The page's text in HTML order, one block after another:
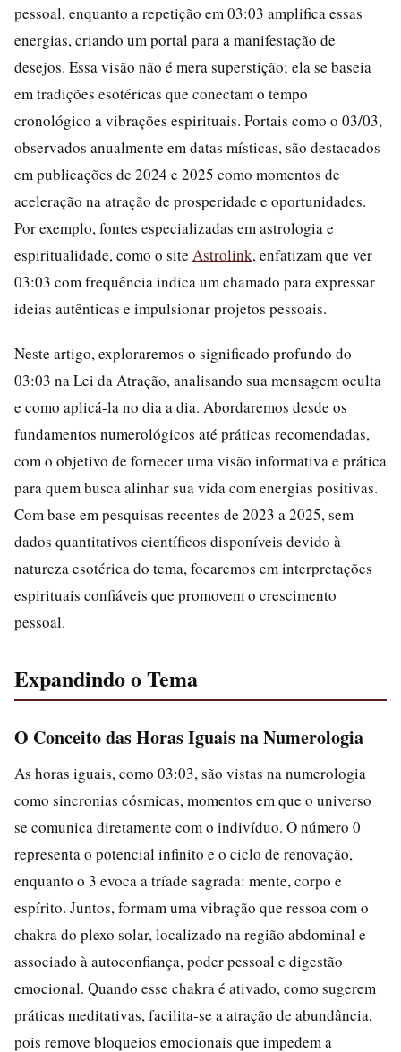
pessoal, enquanto a repetição em 03:03 amplifica essas
energias, criando um portal para a manifestação de
desejos. Essa visão não é mera superstição; ela se baseia
em tradições esotéricas que conectam o tempo
cronológico a vibrações espirituais. Portais como o 03/03,
observados anualmente em datas místicas, são destacados
em publicações de 2024 e 2025 como momentos de
aceleração na atração de prosperidade e oportunidades.
Por exemplo, fontes especializadas em astrologia e
espiritualidade, como o site Astrolink, enfatizam que ver
03:03 com frequência indica um chamado para expressar
ideias autênticas e impulsionar projetos pessoais.
Neste artigo, exploraremos o significado profundo do
03:03 na Lei da Atração, analisando sua mensagem oculta
e como aplicá-la no dia a dia. Abordaremos desde os
fundamentos numerológicos até práticas recomendadas,
com o objetivo de fornecer uma visão informativa e prática
para quem busca alinhar sua vida com energias positivas.
Com base em pesquisas recentes de 2023 a 2025, sem
dados quantitativos científicos disponíveis devido à
natureza esotérica do tema, focaremos em interpretações
espirituais confiáveis que promovem o crescimento
pessoal.
Expandindo o Tema
O Conceito das Horas Iguais na Numerologia
As horas iguais, como 03:03, são vistas na numerologia
como sincronias cósmicas, momentos em que o universo
se comunica diretamente com o indivíduo. O número 0
representa o potencial infinito e o ciclo de renovação,
enquanto o 3 evoca a tríade sagrada: mente, corpo e
espírito. Juntos, formam uma vibração que ressoa com o
chakra do plexo solar, localizado na região abdominal e
associado à autoconfiança, poder pessoal e digestão
emocional. Quando esse chakra é ativado, como sugerem
práticas meditativas, facilita-se a atração de abundância,
pois remove bloqueios emocionais que impedem a